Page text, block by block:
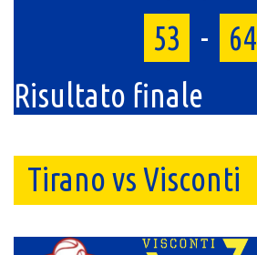
53
-
64
Risultato finale
Tirano vs Visconti